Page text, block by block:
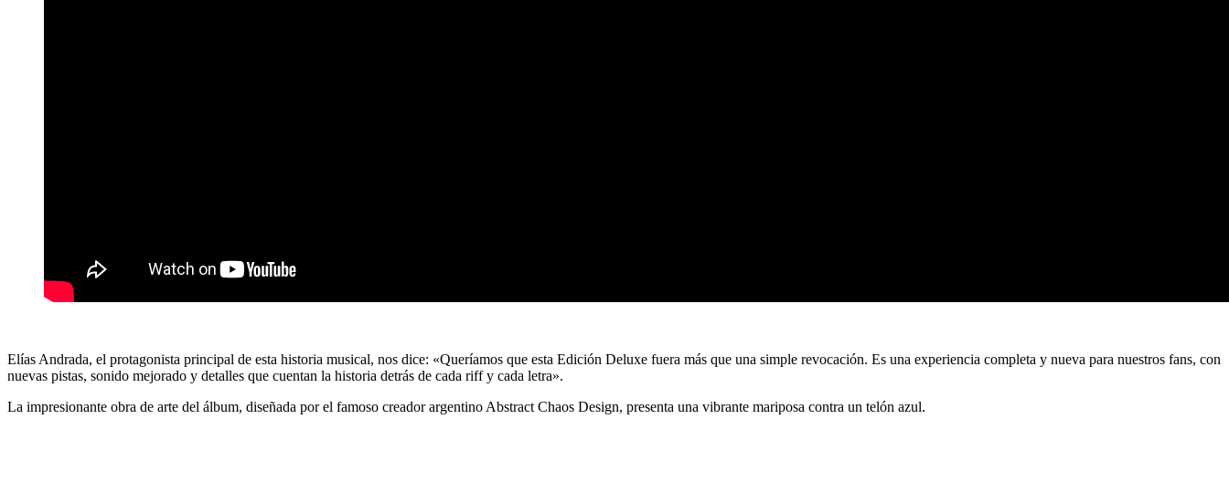
Elías Andrada, el protagonista principal de esta historia musical, nos dice: «Queríamos que esta Edición Deluxe fuera más que una simple revocación. Es una experiencia completa y nueva para nuestros fans, con
nuevas pistas, sonido mejorado y detalles que cuentan la historia detrás de cada riff y cada letra».
La impresionante obra de arte del álbum, diseñada por el famoso creador argentino Abstract Chaos Design, presenta una vibrante mariposa contra un telón azul.